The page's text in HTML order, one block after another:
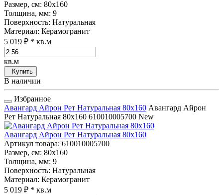
Размер, см: 80x160
Толщина, мм: 9
Поверхность: Натуральная
Материал: Керамогранит
5 019 ₽ * кв.м
кв.м
Купить
В наличии
Избранное
Авангард Айрон Рет Натуральная 80x160 Авангард Айрон
Рет Натуральная 80x160 610010005700 New
Авангард Айрон Рет Натуральная 80x160
Артикул товара: 610010005700
Размер, см: 80x160
Толщина, мм: 9
Поверхность: Натуральная
Материал: Керамогранит
5 019 ₽ * кв.м